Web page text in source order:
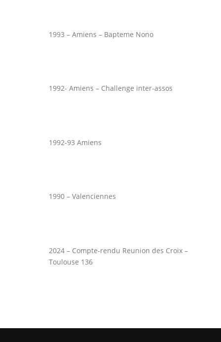
1993 – Amiens – Bapteme Nono
1992- Amiens – Challenge inter-assos
1992-93 Amiens
1990 – Valenciennes
2024 – Compte-rendu Reunion des Croix –
Toulouse 136